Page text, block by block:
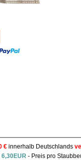
€ innerhalb Deutschlands
- Preis pro